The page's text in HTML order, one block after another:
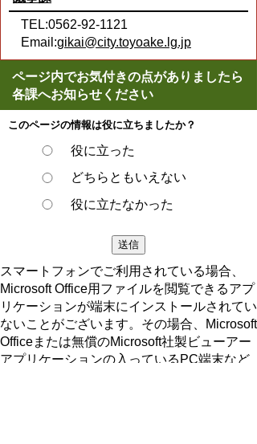
TEL:0562-92-1121
Email:gikai@city.toyoake.lg.jp
ページ内でお気付きの点がありましたら
各課へお知らせください
このページの情報は役に立ちましたか？
役に立った
どちらともいえない
役に立たなかった
スマートフォンでご利用されている場合、
Microsoft Office用ファイルを閲覧できるアプ
リケーションが端末にインストールされてい
ないことがございます。その場合、Microsoft
Officeまたは無償のMicrosoft社製ビューアー
アプリケーションの入っているPC端末など